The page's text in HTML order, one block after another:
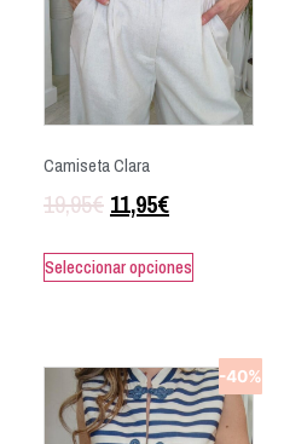
Camiseta Clara
19,95€ 11,95€
Seleccionar opciones
-40%